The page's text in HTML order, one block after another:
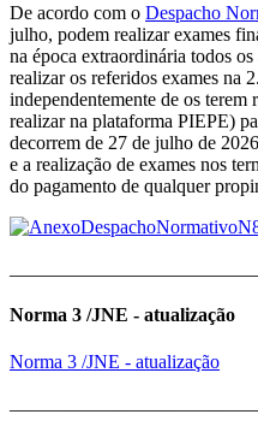
De acordo com o Despacho
julho, podem realizar exames
na época extraordinária todos
realizar os referidos exames na
independentemente de os
realizar na plataforma PIEPE)
decorrem de 27 de julho de
e a realização de exames nos
do pagamento de qualquer
Norma 3 /JNE - atualização
Norma 3 /JNE - atualização